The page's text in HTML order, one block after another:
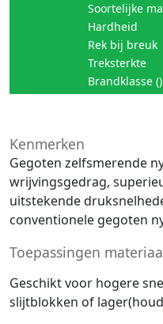
Soortelijke
Hardheid
Rek bij breuk
Treksterkte
Brandklasse ()
Kenmerken
Gegoten zelfsmerende
wrijvingsgedrag,
uitstekende
conventionele gegoten
Toepassingen
Geschikt voor hogere
slijtblokken of